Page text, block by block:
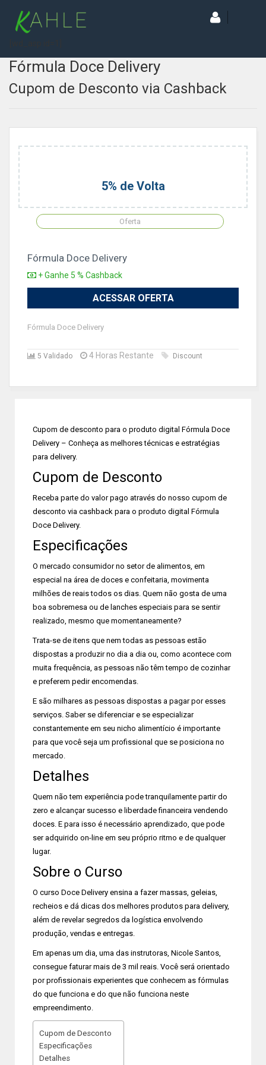
Fórmula Doce Delivery
Cupom de Desconto via Cashback
5% de Volta
Oferta
Fórmula Doce Delivery
+ Ganhe 5 % Cashback
ACESSAR OFERTA
Fórmula Doce Delivery
5 Validado 4 Horas Restante Discount
Cupom de desconto para o produto digital Fórmula Doce
Delivery – Conheça as melhores técnicas e estratégias
para delivery.
Cupom de Desconto
Receba parte do valor pago através do nosso cupom de
desconto via cashback para o produto digital Fórmula
Doce Delivery.
Especificações
O mercado consumidor no setor de alimentos, em
especial na área de doces e confeitaria, movimenta
milhões de reais todos os dias. Quem não gosta de uma
boa sobremesa ou de lanches especiais para se sentir
realizado, mesmo que momentaneamente?
Trata-se de itens que nem todas as pessoas estão
dispostas a produzir no dia a dia ou, como acontece com
muita frequência, as pessoas não têm tempo de cozinhar
e preferem pedir encomendas.
E são milhares as pessoas dispostas a pagar por esses
serviços. Saber se diferenciar e se especializar
constantemente em seu nicho alimentício é importante
para que você seja um profissional que se posiciona no
mercado.
Detalhes
Quem não tem experiência pode tranquilamente partir do
zero e alcançar sucesso e liberdade financeira vendendo
doces. E para isso é necessário aprendizado, que pode
ser adquirido on-line em seu próprio ritmo e de qualquer
lugar.
Sobre o Curso
O curso Doce Delivery ensina a fazer massas, geleias,
recheios e dá dicas dos melhores produtos para delivery,
além de revelar segredos da logística envolvendo
produção, vendas e entregas.
Em apenas um dia, uma das instrutoras, Nicole Santos,
consegue faturar mais de 3 mil reais. Você será orientado
por profissionais experientes que conhecem as fórmulas
do que funciona e do que não funciona neste
empreendimento.
Cupom de Desconto
Especificações
Detalhes